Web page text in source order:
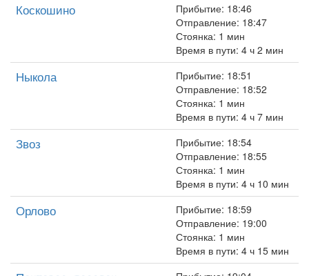
Коскошино
Прибытие: 18:46
Отправление: 18:47
Стоянка: 1 мин
Время в пути: 4 ч 2 мин
Ныкола
Прибытие: 18:51
Отправление: 18:52
Стоянка: 1 мин
Время в пути: 4 ч 7 мин
Звоз
Прибытие: 18:54
Отправление: 18:55
Стоянка: 1 мин
Время в пути: 4 ч 10 мин
Орлово
Прибытие: 18:59
Отправление: 19:00
Стоянка: 1 мин
Время в пути: 4 ч 15 мин